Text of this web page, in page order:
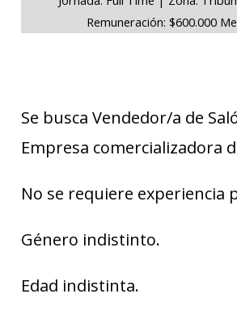
Remuneración: $600.000
Se busca Vendedor/a de
Empresa comercializadora
No se requiere experiencia
Género indistinto.
Edad indistinta.